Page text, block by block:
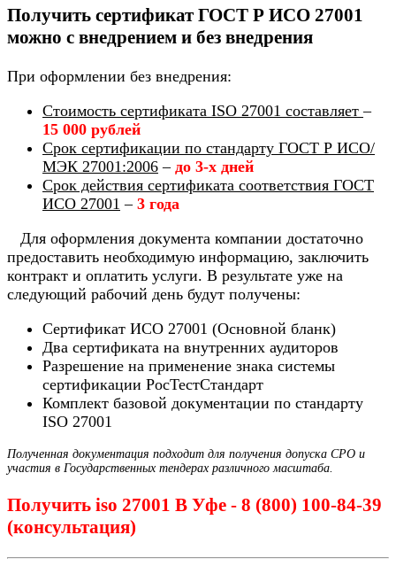
Получить сертификат ГОСТ Р ИСО 27001
можно с внедрением и без внедрения
При оформлении без внедрения:
Стоимость сертификата ISO 27001 составляет–
15 000 рублей
Срок сертификации по стандарту ГОСТ Р ИСО/
МЭК 27001:2006 – до 3-х дней
Срок действия сертификата соответствия ГОСТ
ИСО 27001 – 3 года
Для оформления документа компании достаточно
предоставить необходимую информацию, заключить
контракт и оплатить услуги. В результате уже на
следующий рабочий день будут получены:
Сертификат ИСО 27001 (Основной бланк)
Два сертификата на внутренних аудиторов
Разрешение на применение знака системы
сертификации РосТестСтандарт
Комплект базовой документации по стандарту
ISO 27001
Полученная документация подходит для получения допуска СРО и
участия в Государственных тендерах различного масштаба.
Получить iso 27001 В Уфе - 8 (800) 100-84-39
(консультация)